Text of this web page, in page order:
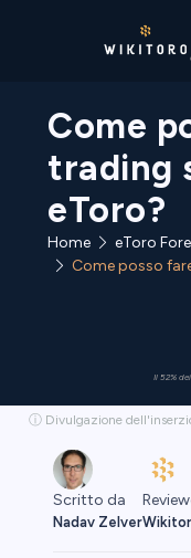
Come
trading
eToro?
Home eToro
Come posso
Il 52%
ⓘ Divulgazione
Scritto da
Nadav Zelver